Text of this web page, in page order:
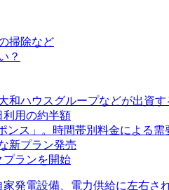
掃除など
？
和ハウスグループなどが出資
利用の約半額
ンス」。時間帯別料金による需
新プラン発売
プランを開始
発電設備、電力供給に左右さ